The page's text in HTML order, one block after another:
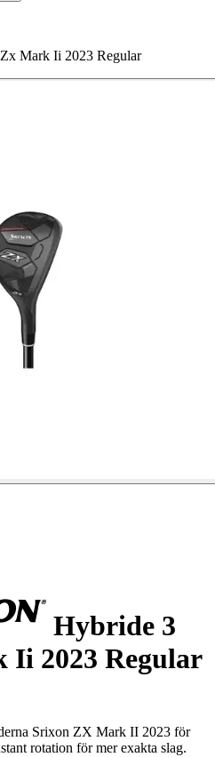
Mark Ii 2023 Regular
Hybride 3
Ii 2023 Regular
Srixon ZX Mark II 2023 för
rotation för mer exakta slag.